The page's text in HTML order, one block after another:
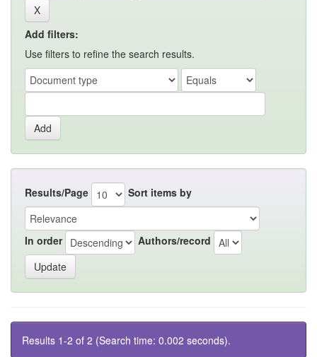
Add filters:
Use filters to refine the search results.
Results/Page Sort items by
In order Authors/record
Results 1-2 of 2 (Search time: 0.002 seconds).